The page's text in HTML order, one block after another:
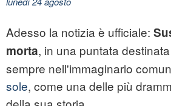
Adesso la notizia è ufficiale:
morta, in una puntata
sempre nell'immaginario
sole, come una delle più